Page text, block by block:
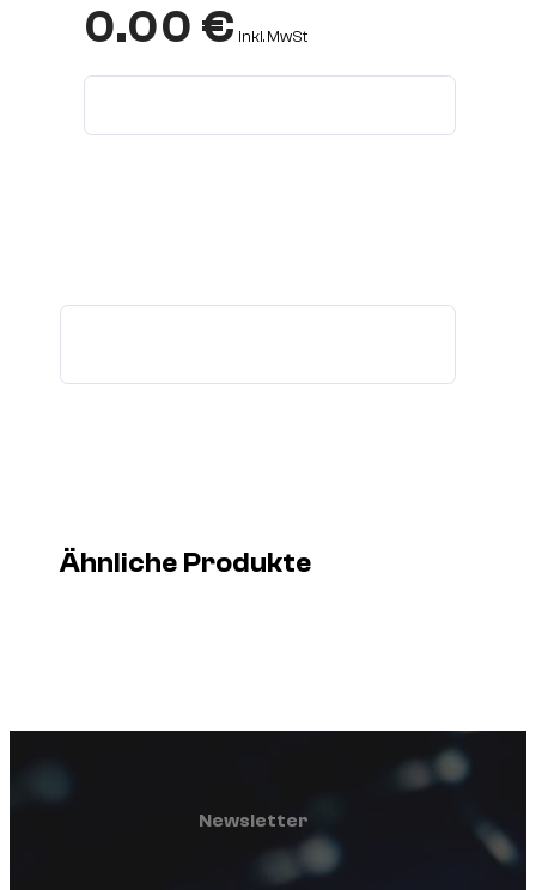
0.00 € inkl. MwSt
Ähnliche Produkte
Newsletter